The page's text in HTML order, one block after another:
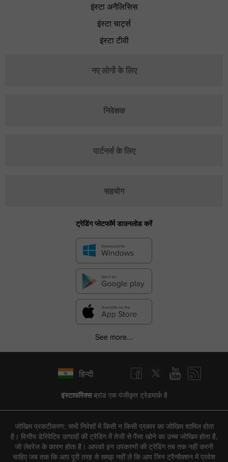
इंस्टा अनैलिसिस
इंस्टा चार्ट्स
इंस्टा टीवी
नए लोगों के लिए
निवेशक
पार्टनर्स के लिए
सहयोग
ट्रेडिंग प्लेटफॉर्म डाउनलोड करें
See more...
हिन्दी
इंस्टाफॉरेक्सब्रांड एक पंजीकृत ट्रेडमार्क है
जोखिम प्रकटीकरण: सभी निवेशों में किसी न किसी प्रकार का जोखिम शामिल होता
है। वित्तीय डेरिवेटिव उत्पादों की ट्रेडिंग में तेजी से पैसा खोने का उच्च जोखिम होता है,
जो लेवरेज के कारण होता है। आपको इन उपकरणों की ट्रेडिंग तब तक नहीं करनी
चाहिए जब तक कि आप पूरी तरह से समझ नहीं लें कि आप जिन ट्रैन्सैक्शन में प्रवेश